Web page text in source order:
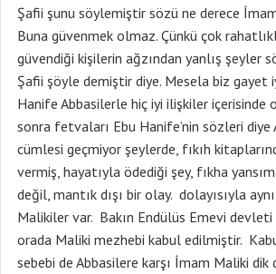
Şafii şunu söylemiştir sözü ne derece
Buna güvenmek olmaz. Çünkü çok
güvendiği kişilerin ağzından yanlış şeyler
Şafii şöyle demiştir diye. Mesela biz gayet
Hanife Abbasilerle hiç iyi ilişkiler içerisinde
sonra fetvaları Ebu Hanife’nin sözleri diye
cümlesi geçmiyor şeylerde, fıkıh
vermiş, hayatıyla ödediği şey, fıkha
değil, mantık dışı bir olay. dolayısıyla
Malikiler var. Bakın Endülüs Emevi
orada Maliki mezhebi kabul edilmiştir.
sebebi de Abbasilere karşı İmam Maliki